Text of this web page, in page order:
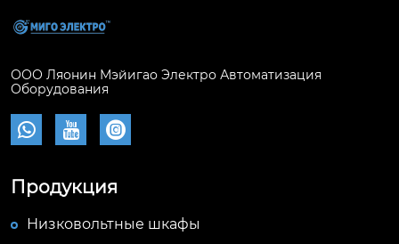
ООО Ляонин Мэйигао Электро Автоматизация
Оборудования
  
Продукция
Низковольтные шкафы